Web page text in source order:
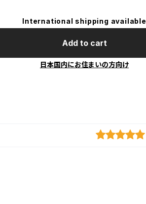
International shipping available
Add to cart
日本国内にお住まいの方向け